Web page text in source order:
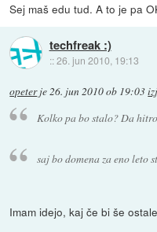
Sej maš edu tud. A to je pa
techfreak :)
::26. jun 2010, 19:13
opeterje26. jun 2010 ob 19:03
Kolko pa bo stalo? Da
saj bo domena za eno leto
Imam idejo, kaj če bi še